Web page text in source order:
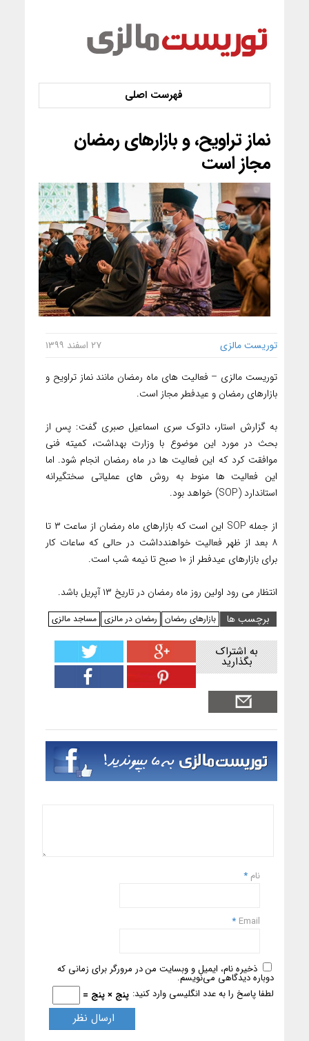
نماز تراویح، و بازارهای رمضان
مجاز است
توریست مالزی ۲۷ اسفند ۱۳۹۹
توریست مالزی – فعالیت های ماه رمضان مانند نماز تراویح و
بازارهای رمضان و عیدفطر مجاز است.
به گزارش استار، داتوک سری اسماعیل صبری گفت: پس از
بحث در مورد این موضوع با وزارت بهداشت، کمیته فنی
موافقت کرد که این فعالیت ها در ماه رمضان انجام شود. اما
این فعالیت ها منوط به روش های عملیاتی سختگیرانه
استاندارد (SOP) خواهد بود.
از جمله SOP این است که بازارهای ماه رمضان از ساعت ۳ تا
۸ بعد از ظهر فعالیت خواهندداشت در حالی که ساعات کار
برای بازارهای عیدفطر از ۱۰ صبح تا نیمه شب است.
انتظار می رود اولین روز ماه رمضان در تاریخ ۱۳ آپریل باشد.
برچسب ها
بازارهای رمضان رمضان در مالزی مساجد مالزی
به اشتراک
بگذارید
نام *
Email
*
ذخیره نام، ایمیل و وبسایت من در مرورگر برای زمانی که
دوباره دیدگاهی می‌نویسم.
لطفا پاسخ را به عدد انگلیسی وارد کنید: پنج × پنج =